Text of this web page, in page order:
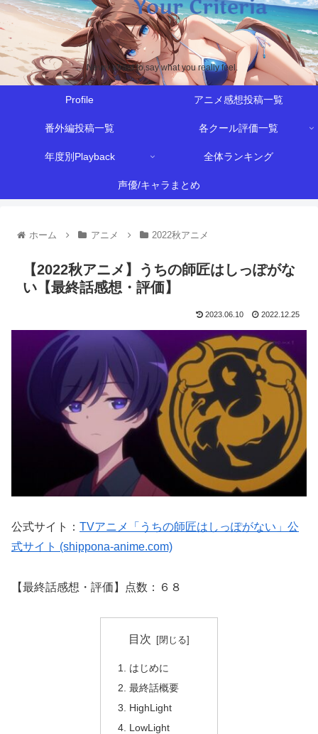
Never afraid to say what you really feel.
Profile アニメ感想投稿一覧
番外編投稿一覧 各クール評価一覧
年度別Playback 全体ランキング
声優/キャラまとめ
ホーム アニメ 2022秋アニメ
【2022秋アニメ】うちの師匠はしっぽがな
い【最終話感想・評価】
2023.06.10 2022.12.25
公式サイト： TVアニメ「うちの師匠はしっぽがない」公
式サイト (shippona-anime.com)
【最終話感想・評価】点数：６８
目次
はじめに
最終話概要
HighLight
LowLight